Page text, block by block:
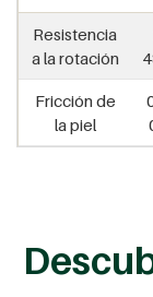
Resistencia
a la rotación
Fricción de
la piel